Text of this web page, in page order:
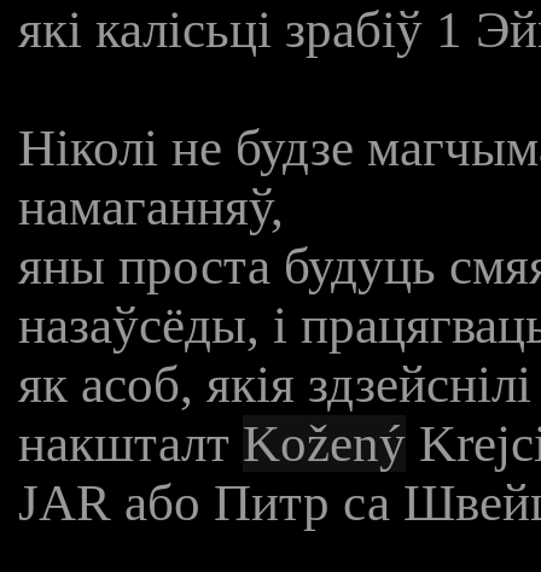
які калісьці зрабіў 1
Ніколі не будзе
намаганняў,
яны проста будуць
назаўсёды, і
як асоб, якія
накшталт Kožený
JAR або Питр са